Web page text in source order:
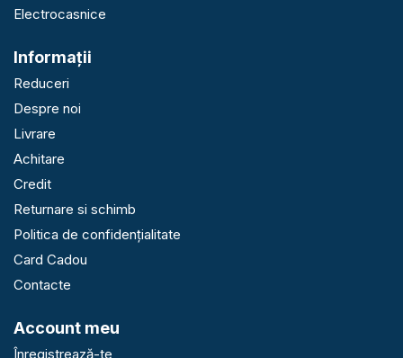
Electrocasnice
Informaţii
Reduceri
Despre noi
Livrare
Achitare
Credit
Returnare si schimb
Politica de confidențialitate
Card Cadou
Contacte
Account meu
Înregistrează-te